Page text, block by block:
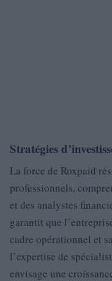
Stratégies
La force de Roxpaid
professionnels,
et des analystes
garantit que
cadre opérationnel et
l’expertise de
envisage une